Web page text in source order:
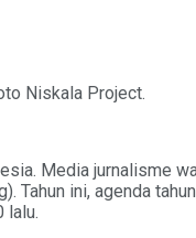
Niskala Project.
Media jurnalisme
ini, agenda
lalu.